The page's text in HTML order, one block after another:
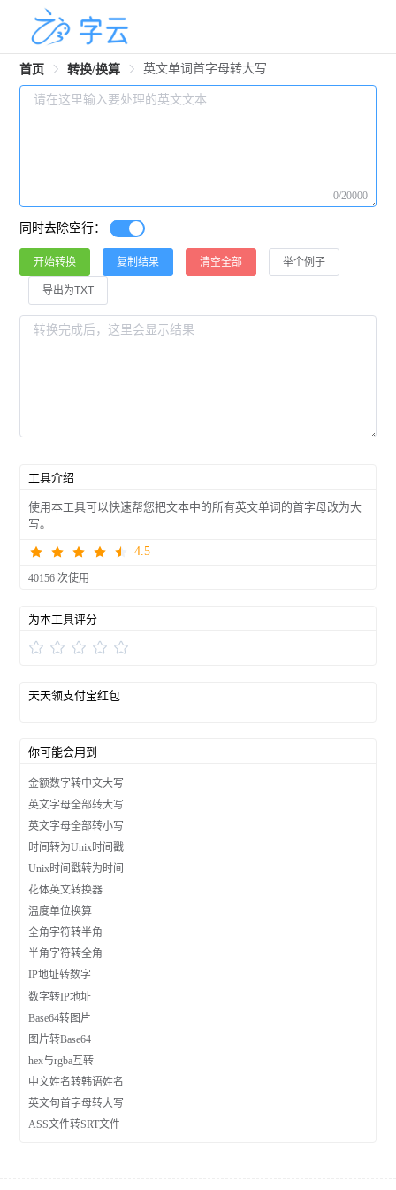
首页 转换/换算 英文单词首字母转大写
0/20000
同时去除空行：
开始转换 复制结果 清空全部 举个例子
导出为TXT
工具介绍
使用本工具可以快速帮您把文本中的所有英文单词的首字母改为大
写。
4.5
40156 次使用
为本工具评分
天天领支付宝红包
你可能会用到
金额数字转中文大写
英文字母全部转大写
英文字母全部转小写
时间转为Unix时间戳
Unix时间戳转为时间
花体英文转换器
温度单位换算
全角字符转半角
半角字符转全角
IP地址转数字
数字转IP地址
Base64转图片
图片转Base64
hex与rgba互转
中文姓名转韩语姓名
英文句首字母转大写
ASS文件转SRT文件